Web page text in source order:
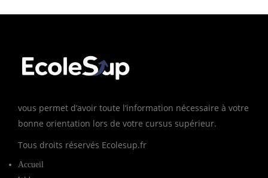
vous permet d’avoir toute l’information nécessaire à votre
bonne orientation lors de votre cursus supérieur.
Tous droits réservés Ecolesup.fr
Accueil